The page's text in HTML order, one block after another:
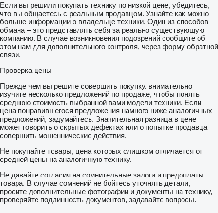
Если вы решили покупать технику по низкой цене, убедитесь,
что вы общаетесь с реальным продавцом. Узнайте как можно
больше информации о владельце техники. Один из способов
обмана – это представлять себя за реально существующую
компанию. В случае возникновения подозрений сообщите об
этом нам для дополнительного контроля, через форму обратной
связи.
Проверка цены
Прежде чем вы решите совершить покупку, внимательно
изучите несколько предложений по продаже, чтобы понять
среднюю стоимость выбранной вами модели техники. Если
цена понравившегося предложения намного ниже аналогичных
предложений, задумайтесь. Значительная разница в цене
может говорить о скрытых дефектах или о попытке продавца
совершить мошеннические действия.
Не покупайте товары, цена которых слишком отличается от
средней цены на аналогичную технику.
Не давайте согласия на сомнительные залоги и предоплаты
товара. В случае сомнений не бойтесь уточнять детали,
просите дополнительные фотографии и документы на технику,
проверяйте подлинность документов, задавайте вопросы.